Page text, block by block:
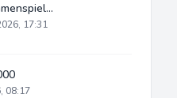
17:31
08:17